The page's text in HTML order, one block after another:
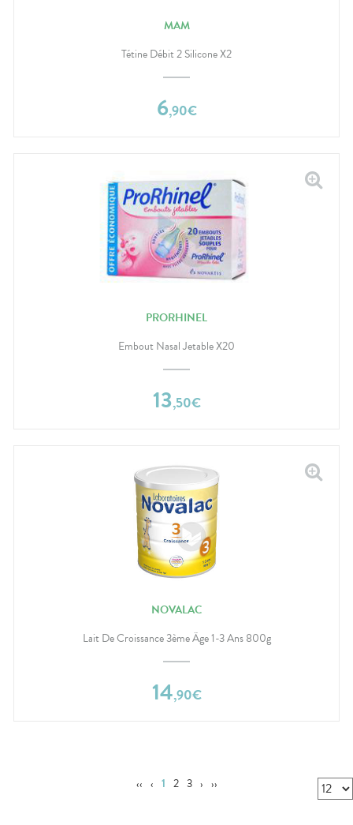
MAM
Tétine Débit 2 Silicone X2
6,90€
PRORHINEL
Embout Nasal Jetable X20
13,50€
NOVALAC
Lait De Croissance 3ème Âge 1-3 Ans 800g
14,90€
‹‹ ‹ 1 2 3 › ››